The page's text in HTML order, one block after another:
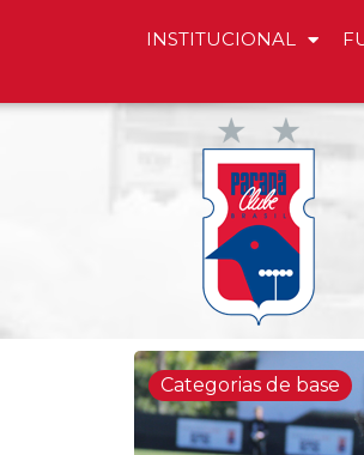
INSTITUCIONAL
Categorias de base